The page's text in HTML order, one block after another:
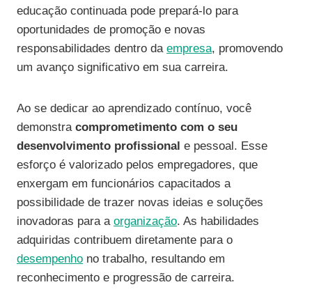
educação continuada pode prepará-lo para
oportunidades de promoção e novas
responsabilidades dentro da empresa, promovendo
um avanço significativo em sua carreira.
Ao se dedicar ao aprendizado contínuo, você
demonstra comprometimento com o seu
desenvolvimento profissional e pessoal. Esse
esforço é valorizado pelos empregadores, que
enxergam em funcionários capacitados a
possibilidade de trazer novas ideias e soluções
inovadoras para a organização. As habilidades
adquiridas contribuem diretamente para o
desempenho no trabalho, resultando em
reconhecimento e progressão de carreira.